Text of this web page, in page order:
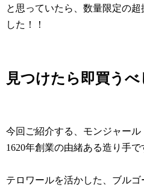
と思っていたら、数量限定の
した！！
見つけたら即買うべ
今回ご紹介する、モンジャール
1620年創業の由緒ある造り手で
テロワールを活かした、ブル